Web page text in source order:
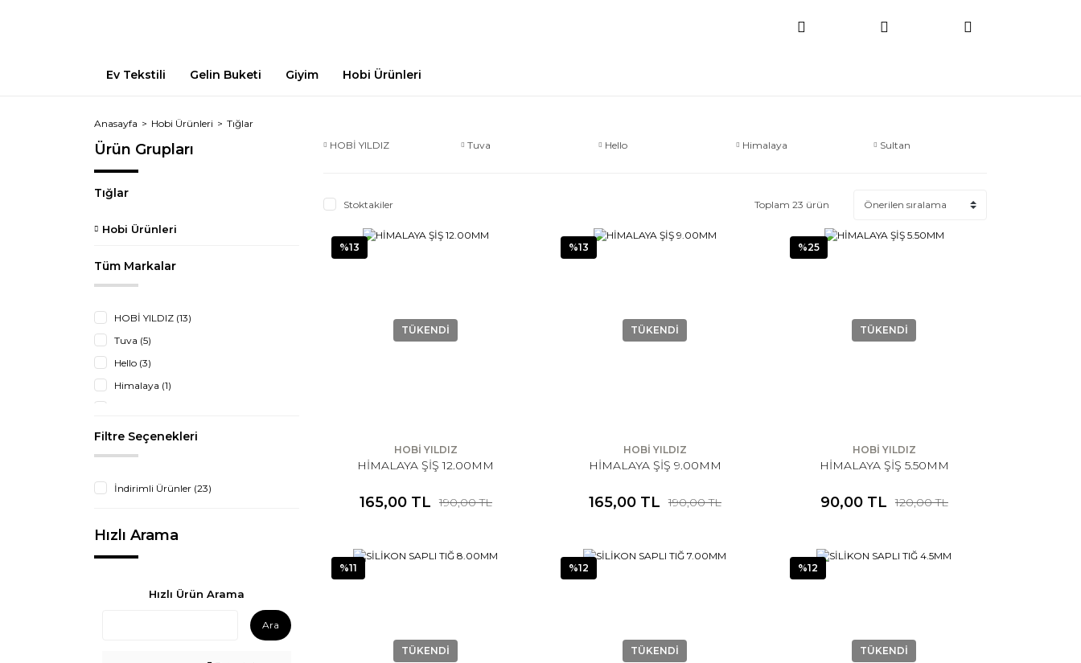
Ev Tekstili Gelin Buketi Giyim Hobi Ürünleri
Anasayfa Hobi Ürünleri Tığlar
Ürün Grupları
Tığlar
Hobi Ürünleri
Tüm Markalar
HOBİ YILDIZ (13)
Tuva (5)
Hello (3)
Himalaya (1)
Filtre Seçenekleri
İndirimli Ürünler (23)
Hızlı Arama
Hızlı Ürün Arama
Ara
HOBİ YILDIZ Tuva Hello Himalaya Sultan
Stoktakiler Toplam 23 ürün
%13
TÜKENDİ
HOBİ YILDIZ
HİMALAYA ŞİŞ 12.00MM
165,00 TL 190,00 TL
%13
TÜKENDİ
HOBİ YILDIZ
HİMALAYA ŞİŞ 9.00MM
165,00 TL 190,00 TL
%25
TÜKENDİ
HOBİ YILDIZ
HİMALAYA ŞİŞ 5.50MM
90,00 TL 120,00 TL
%11
TÜKENDİ
%12
TÜKENDİ
%12
TÜKENDİ